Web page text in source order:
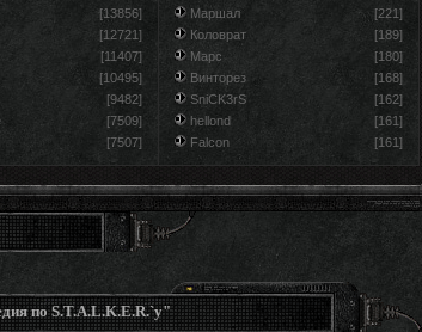
[13856]
[12721]
[11407]
[10495]
[9482]
[7509]
[7507]
Маршал
[221]
Коловрат
[189]
Марс
[180]
Винторез
[168]
SniCK3rS
[162]
hellond
[161]
Falcon
[161]
по S.T.A.L.K.E.R.`у"